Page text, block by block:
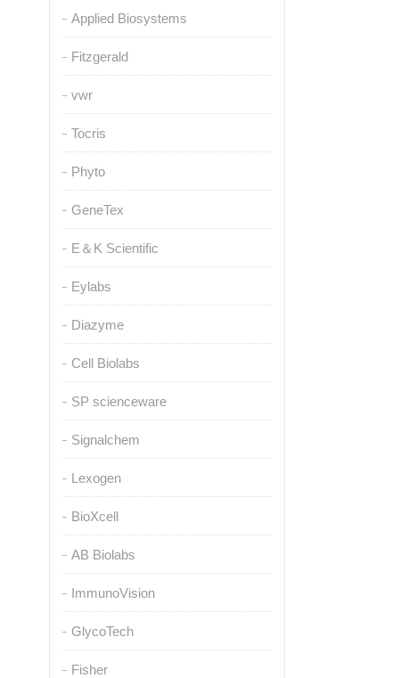
Applied Biosystems
Fitzgerald
vwr
Tocris
Phyto
GeneTex
E＆K Scientific
Eylabs
Diazyme
Cell Biolabs
SP scienceware
Signalchem
Lexogen
BioXcell
AB Biolabs
ImmunoVision
GlycoTech
Fisher